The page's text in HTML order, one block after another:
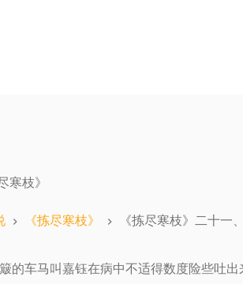
寒枝》
《拣尽寒枝》 《拣尽寒枝》二十一
的车马叫嘉钰在病中不适得数度险些吐出